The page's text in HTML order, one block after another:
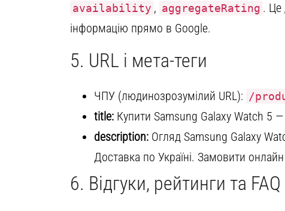
availability , aggregateRating . Це
інформацію прямо в Google.
5. URL і мета-теги
ЧПУ (людинозрозумілий URL): /
title: Купити Samsung Galaxy Watch 5 —
description: Огляд Samsung Galaxy
Доставка по Україні. Замовити
6. Відгуки, рейтинги та FAQ